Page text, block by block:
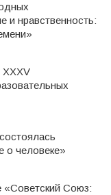
и нравственность:
XXXV
о человеке»
«Советский Союз: